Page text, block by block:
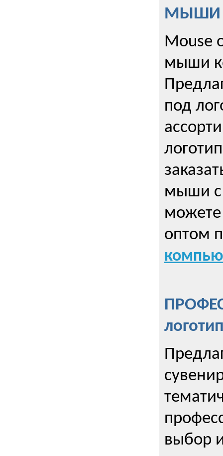
МЫШИ
Mouse
мыши
под
мыши с
можете
оптом
выбор